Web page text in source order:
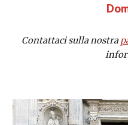
Contattaci sulla nostra